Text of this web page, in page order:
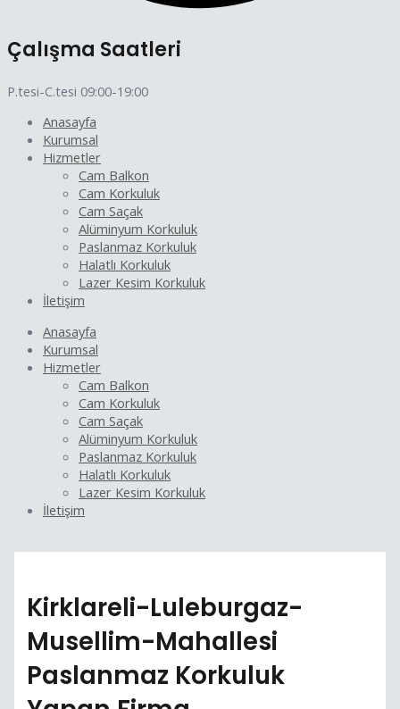
Çalışma Saatleri
P.tesi-C.tesi 09:00-19:00
Anasayfa
Kurumsal
Hizmetler
Cam Balkon
Cam Korkuluk
Cam Saçak
Alüminyum Korkuluk
Paslanmaz Korkuluk
Halatlı Korkuluk
Lazer Kesim Korkuluk
İletişim
Anasayfa
Kurumsal
Hizmetler
Cam Balkon
Cam Korkuluk
Cam Saçak
Alüminyum Korkuluk
Paslanmaz Korkuluk
Halatlı Korkuluk
Lazer Kesim Korkuluk
İletişim
Kirklareli-Luleburgaz-
Musellim-Mahallesi
Paslanmaz Korkuluk